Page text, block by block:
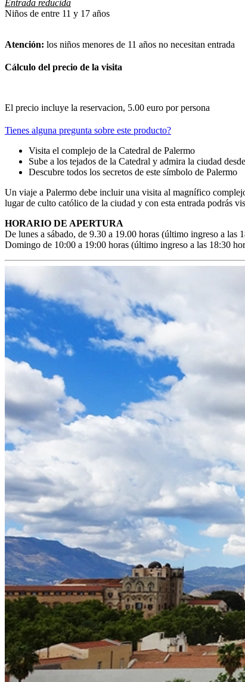
Entrada reducida
Niños de entre 11 y 17 años
Atención: los niños menores de 11 años no necesitan entrada
Cálculo del precio de la visita
El precio incluye la reservacion, 5.00 euro por persona
Tienes alguna pregunta sobre este producto?
Visita el complejo de la Catedral de Palermo
Sube a los tejados de la Catedral y admira la ciudad
Descubre todos los secretos de este símbolo de Palermo
Un viaje a Palermo debe incluir una visita al magnífico
lugar de culto católico de la ciudad y con esta entrada podrás
HORARIO DE APERTURA
De lunes a sábado, de 9.30 a 19.00 horas (último ingreso a las
Domingo de 10:00 a 19:00 horas (último ingreso a las 18:30